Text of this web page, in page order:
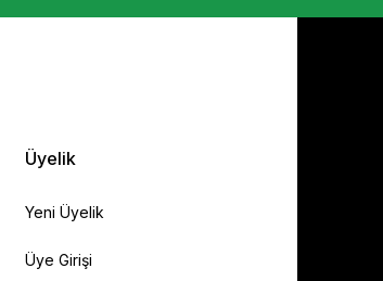
Üyelik
Yeni Üyelik
Üye Girişi